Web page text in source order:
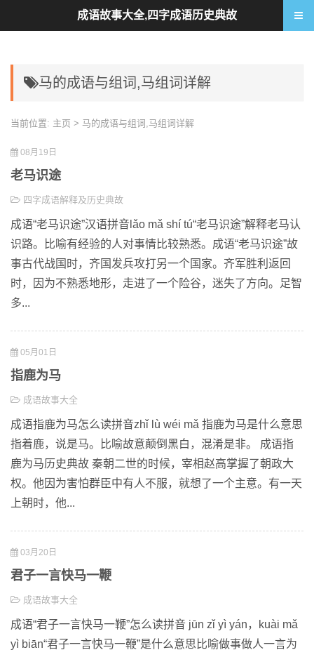
马的成语与组词,马组词详解
当前位置: 主页 > 马的成语与组词,马组词详解
08月19日
老马识途
四字成语解释及历史典故
成语“老马识途”汉语拼音lǎo mǎ shí tú“老马识途”解释老马认
识路。比喻有经验的人对事情比较熟悉。成语“老马识途”故
事古代战国时，齐国发兵攻打另一个国家。齐军胜利返回
时，因为不熟悉地形，走进了一个险谷，迷失了方向。足智
多...
05月01日
指鹿为马
成语故事大全
成语指鹿为马怎么读拼音zhǐ lù wéi mǎ 指鹿为马是什么意思
指着鹿，说是马。比喻故意颠倒黑白，混淆是非。 成语指
鹿为马历史典故 秦朝二世的时候，宰相赵高掌握了朝政大
权。他因为害怕群臣中有人不服，就想了一个主意。有一天
上朝时，他...
03月20日
君子一言快马一鞭
成语故事大全
成语“君子一言快马一鞭”怎么读拼音 jūn zǐ yì yán，kuài mǎ
yì biān“君子一言快马一鞭”是什么意思比喻做事做人一言为
成语故事大全,四字成语历史典故